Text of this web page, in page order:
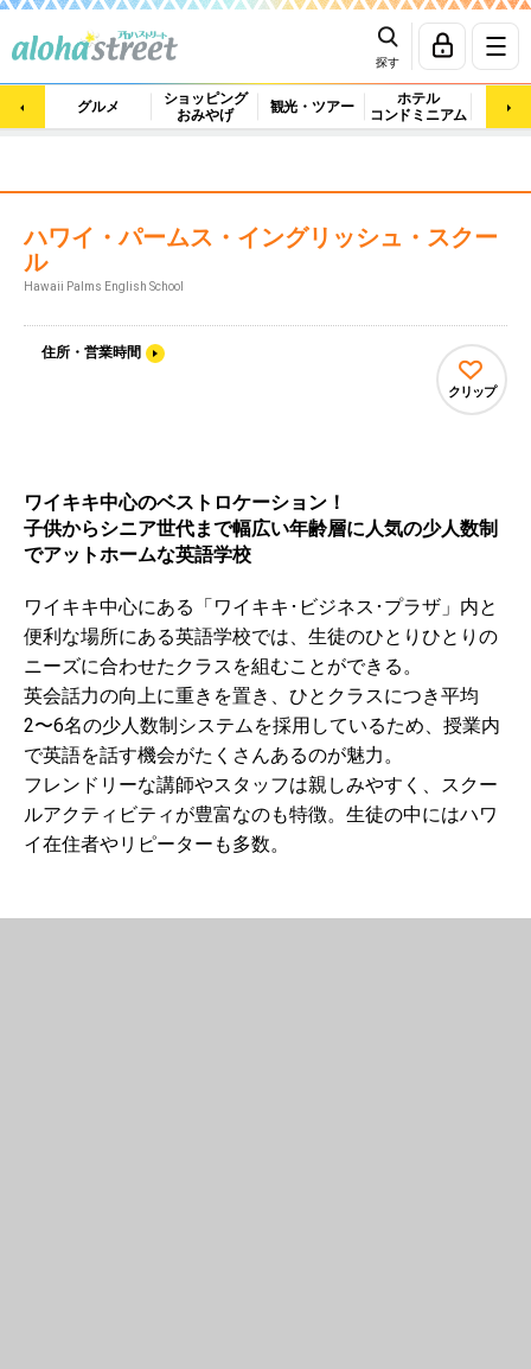
探す
グルメ
ショッピング
おみやげ
観光・ツアー
ホテル
コンドミニアム
マッ
ハワイ・パームス・イングリッシュ・スクー
ル
Hawaii Palms English School
住所・営業時間
クリップ
ワイキキ中心のベストロケーション！
子供からシニア世代まで幅広い年齢層に人気の少人数制
でアットホームな英語学校
ワイキキ中心にある「ワイキキ･ビジネス･プラザ」内と
便利な場所にある英語学校では、生徒のひとりひとりの
ニーズに合わせたクラスを組むことができる。
英会話力の向上に重きを置き、ひとクラスにつき平均
2〜6名の少人数制システムを採用しているため、授業内
で英語を話す機会がたくさんあるのが魅力。
フレンドリーな講師やスタッフは親しみやすく、スクー
ルアクティビティが豊富なのも特徴。生徒の中にはハワ
イ在住者やリピーターも多数。